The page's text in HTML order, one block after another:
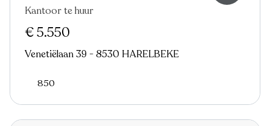
Kantoor te huur
€ 5.550
Venetiëlaan 39 - 8530 HARELBEKE
850